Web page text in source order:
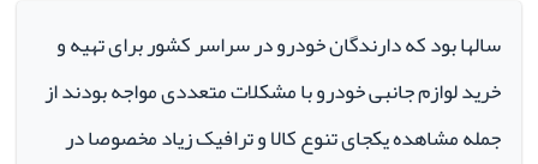
سالها بود که دارندگان خودرو در سراسر کشور برای تهیه و
خرید لوازم جانبی خودرو با مشکلات متعددی مواجه بودند از
جمله مشاهده یکجای تنوع کالا و ترافیک زیاد مخصوصا در